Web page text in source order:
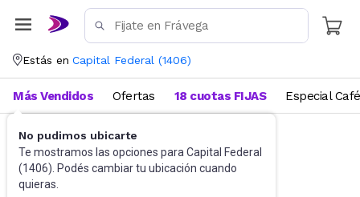
Estás en Capital Federal (1406)
No pudimos ubicarte
Te mostramos las opciones para Capital Federal
(1406). Podés cambiar tu ubicación cuando
quieras.
Más Vendidos Ofertas 18 cuotas FIJAS Especial Café
Videojuegos Accesorios